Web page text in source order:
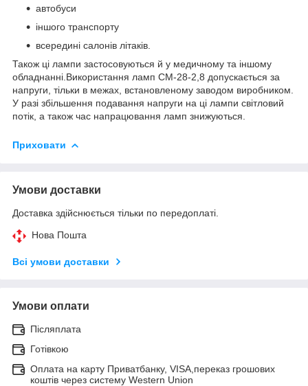
автобуси
іншого транспорту
всередині салонів літаків.
Також ці лампи застосовуються й у медичному та іншому
обладнанні.Використання ламп СМ-28-2,8 допускається за
напруги, тільки в межах, встановленому заводом виробником.
У разі збільшення подавання напруги на ці лампи світловий
потік, а також час напрацювання ламп знижуються.
Приховати
Умови доставки
Доставка здійснюється тільки по передоплаті.
Нова Пошта
Всі умови доставки
Умови оплати
Післяплата
Готівкою
Оплата на карту Приватбанку, VISA,переказ грошових
коштів через систему Western Union